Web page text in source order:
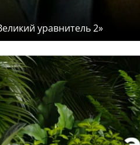
уравнитель 2»